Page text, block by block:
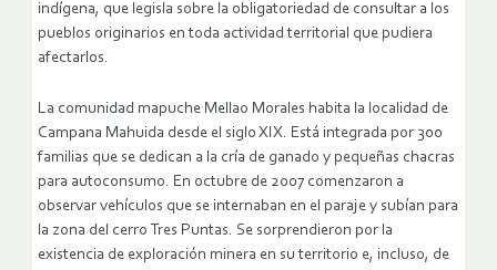
indígena, que legisla sobre la obligatoriedad de consultar a los
pueblos originarios en toda actividad territorial que pudiera
afectarlos.
La comunidad mapuche Mellao Morales habita la localidad de
Campana Mahuida desde el siglo XIX. Está integrada por 300
familias que se dedican a la cría de ganado y pequeñas chacras
para autoconsumo. En octubre de 2007 comenzaron a
observar vehículos que se internaban en el paraje y subían para
la zona del cerro Tres Puntas. Se sorprendieron por la
existencia de exploración minera en su territorio e, incluso, de